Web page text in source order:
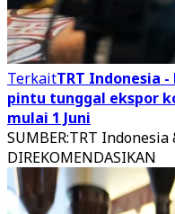
TerkaitTRT Indonesia
pintu tunggal ekspor
mulai 1 Juni
SUMBER:TRT Indonesia
DIREKOMENDASIKAN